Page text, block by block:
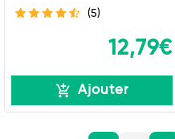
(5)
12,79€
Ajouter